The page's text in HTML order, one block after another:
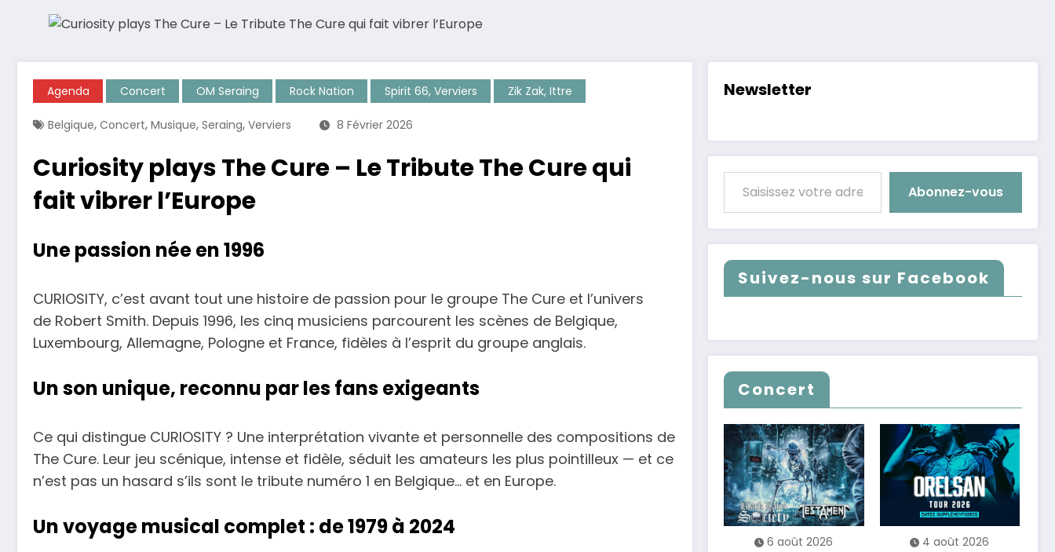
Agenda Concert OM Seraing Rock Nation Spirit 66, Verviers Zik Zak, Ittre
Belgique, Concert, Musique, Seraing, Verviers 8 Février 2026
Curiosity plays The Cure – Le Tribute The Cure qui
fait vibrer l’Europe
Une passion née en 1996
CURIOSITY, c’est avant tout une histoire de passion pour le groupe The Cure et l’univers
de Robert Smith. Depuis 1996, les cinq musiciens parcourent les scènes de Belgique,
Luxembourg, Allemagne, Pologne et France, fidèles à l’esprit du groupe anglais.
Un son unique, reconnu par les fans exigeants
Ce qui distingue CURIOSITY ? Une interprétation vivante et personnelle des compositions de
The Cure. Leur jeu scénique, intense et fidèle, séduit les amateurs les plus pointilleux — et ce
n’est pas un hasard s’ils sont le tribute numéro 1 en Belgique… et en Europe.
Un voyage musical complet : de 1979 à 2024
Newsletter
Saisissez votre adresse e-mail…
Abonnez-vous
Suivez-nous sur Facebook
Concert
6 août 2026 4 août 2026